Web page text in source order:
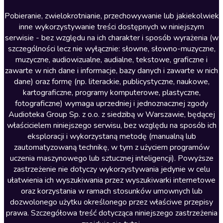
Literatura anglojęzyczna
Literatura faktu
Literatura obyczajowa
Literatura piękna obca
Literatura piękna polska
Nagrania relaksacyjne
Nauka języków
Nauki humanistyczne
Podcasty i audycje
Polityka
Prasa
Religia
Romans
Pobieranie, zwielokrotnianie, przechowywanie lub jakiekolwiek
inne wykorzystywanie treści dostępnych w niniejszym
serwisie - bez względu na ich charakter i sposób wyrażenia (w
szczególności lecz nie wyłącznie: słowne, słowno-muzyczne,
muzyczne, audiowizualne, audialne, tekstowe, graficzne i
zawarte w nich dane i informacje, bazy danych i zawarte w nich
dane) oraz formę (np. literackie, publicystyczne, naukowe,
kartograficzne, programy komputerowe, plastyczne,
fotograficzne) wymaga uprzedniej i jednoznacznej zgody
Audioteka Group Sp. z o.o. z siedzibą w Warszawie, będącej
właścicielem niniejszego serwisu, bez względu na sposób ich
eksploracji i wykorzystaną metodę (manualną lub
zautomatyzowaną technikę, w tym z użyciem programów
uczenia maszynowego lub sztucznej inteligencji). Powyższe
zastrzeżenie nie dotyczy wykorzystywania jedynie w celu
ułatwienia ich wyszukiwania przez wyszukiwarki internetowe
oraz korzystania w ramach stosunków umownych lub
dozwolonego użytku określonego przez właściwe przepisy
prawa. Szczegółowa treść dotycząca niniejszego zastrzeżenia